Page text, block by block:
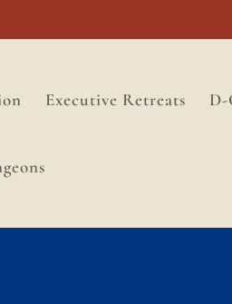
Executive Retreats D-